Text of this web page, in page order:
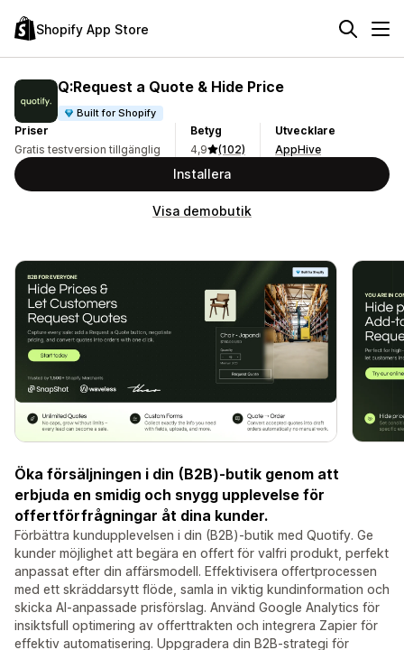
Shopify App Store
Q:Request a Quote & Hide Price
Built for Shopify
Priser
Gratis testversion tillgänglig
Betyg
4,9
(102)
Utvecklare
AppHive
Installera
Visa demobutik
Öka försäljningen i din (B2B)-butik genom att
erbjuda en smidig och snygg upplevelse för
offertförfrågningar åt dina kunder.
Förbättra kundupplevelsen i din (B2B)-butik med Quotify. Ge
kunder möjlighet att begära en offert för valfri produkt, perfekt
anpassat efter din affärsmodell. Effektivisera offertprocessen
med ett skräddarsytt flöde, samla in viktig kundinformation och
skicka AI-anpassade prisförslag. Använd Google Analytics för
insiktsfull optimering av offerttrakten och integrera Zapier för
effektiv automatisering. Uppgradera din B2B-strategi för